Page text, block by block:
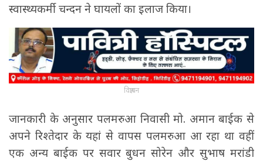
स्वास्थ्यकर्मी चन्दन ने घायलों का इलाज किया।
विज्ञापन
जानकारी के अनुसार पलमरुआ निवासी मो. अमान बाईक से
अपने रिश्तेदार के यहां से वापस पलमरुआ आ रहा था वहीं
एक अन्य बाईक पर सवार बुधन सोरेन और सुभाष मरांडी